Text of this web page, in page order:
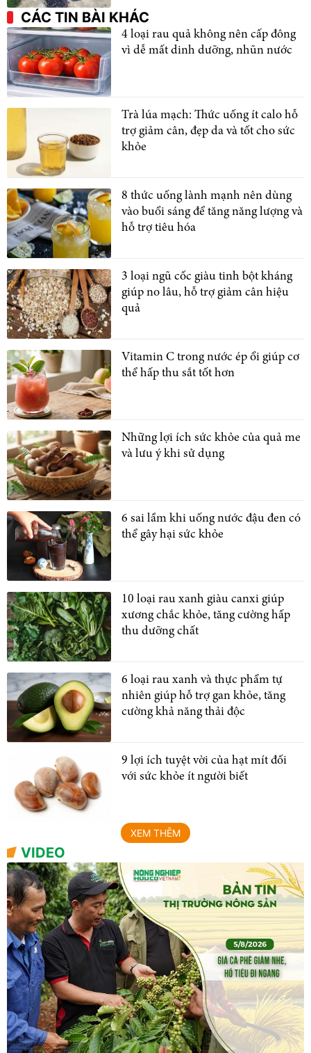
CÁC TIN BÀI KHÁC
4 loại rau quả không nên cấp đông
vì dễ mất dinh dưỡng, nhũn nước
Trà lúa mạch: Thức uống ít calo hỗ
trợ giảm cân, đẹp da và tốt cho sức
khỏe
8 thức uống lành mạnh nên dùng
vào buổi sáng để tăng năng lượng và
hỗ trợ tiêu hóa
3 loại ngũ cốc giàu tinh bột kháng
giúp no lâu, hỗ trợ giảm cân hiệu
quả
Vitamin C trong nước ép ổi giúp cơ
thể hấp thu sắt tốt hơn
Những lợi ích sức khỏe của quả me
và lưu ý khi sử dụng
6 sai lầm khi uống nước đậu đen có
thể gây hại sức khỏe
10 loại rau xanh giàu canxi giúp
xương chắc khỏe, tăng cường hấp
thu dưỡng chất
6 loại rau xanh và thực phẩm tự
nhiên giúp hỗ trợ gan khỏe, tăng
cường khả năng thải độc
9 lợi ích tuyệt vời của hạt mít đối
với sức khỏe ít người biết
XEM THÊM
VIDEO